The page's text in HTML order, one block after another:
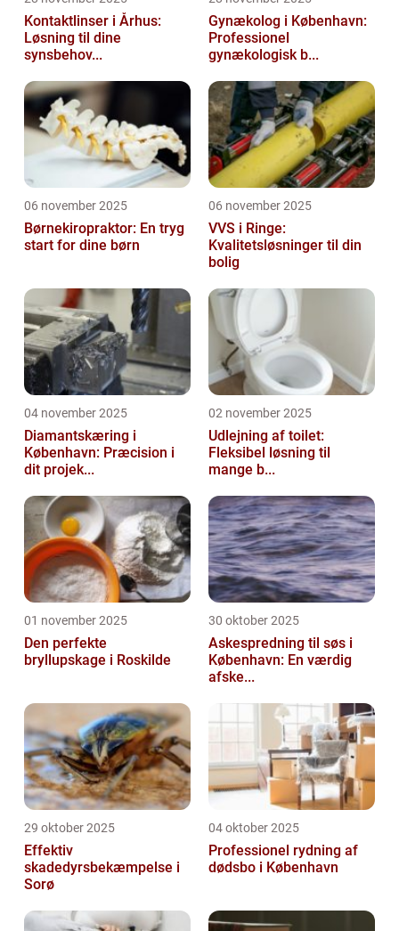
Kontaktlinser i Århus:
Løsning til dine
synsbehov...
Gynækolog i København:
Professionel
gynækologisk b...
06 november 2025
Børnekiropraktor: En tryg
start for dine børn
06 november 2025
VVS i Ringe:
Kvalitetsløsninger til din
bolig
04 november 2025
Diamantskæring i
København: Præcision i
dit projek...
02 november 2025
Udlejning af toilet:
Fleksibel løsning til
mange b...
01 november 2025
Den perfekte
bryllupskage i Roskilde
30 oktober 2025
Askespredning til søs i
København: En værdig
afske...
29 oktober 2025
Effektiv
skadedyrsbekæmpelse i
Sorø
04 oktober 2025
Professionel rydning af
dødsbo i København